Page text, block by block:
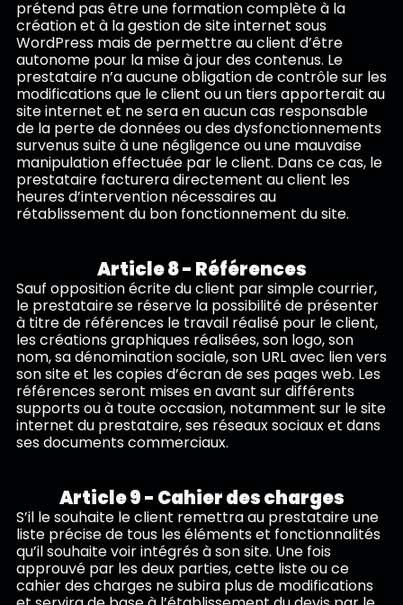
prétend pas être une formation complète à la
création et à la gestion de site internet sous
WordPress mais de permettre au client d’être
autonome pour la mise à jour des contenus. Le
prestataire n’a aucune obligation de contrôle sur les
modifications que le client ou un tiers apporterait au
site internet et ne sera en aucun cas responsable
de la perte de données ou des dysfonctionnements
survenus suite à une négligence ou une mauvaise
manipulation effectuée par le client. Dans ce cas, le
prestataire facturera directement au client les
heures d’intervention nécessaires au
rétablissement du bon fonctionnement du site.
Article 8 - Références
Sauf opposition écrite du client par simple courrier,
le prestataire se réserve la possibilité de présenter
à titre de références le travail réalisé pour le client,
les créations graphiques réalisées, son logo, son
nom, sa dénomination sociale, son URL avec lien vers
son site et les copies d’écran de ses pages web. Les
références seront mises en avant sur différents
supports ou à toute occasion, notamment sur le site
internet du prestataire, ses réseaux sociaux et dans
ses documents commerciaux.
Article 9 - Cahier des charges
S’il le souhaite le client remettra au prestataire une
liste précise de tous les éléments et fonctionnalités
qu’il souhaite voir intégrés à son site. Une fois
approuvé par les deux parties, cette liste ou ce
cahier des charges ne subira plus de modifications